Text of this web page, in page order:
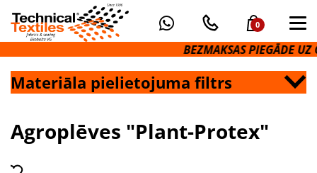
0
BEZMAKSAS PIEGĀDE
Materiāla pielietojuma filtrs
Agroplēves "Plant-Protex"